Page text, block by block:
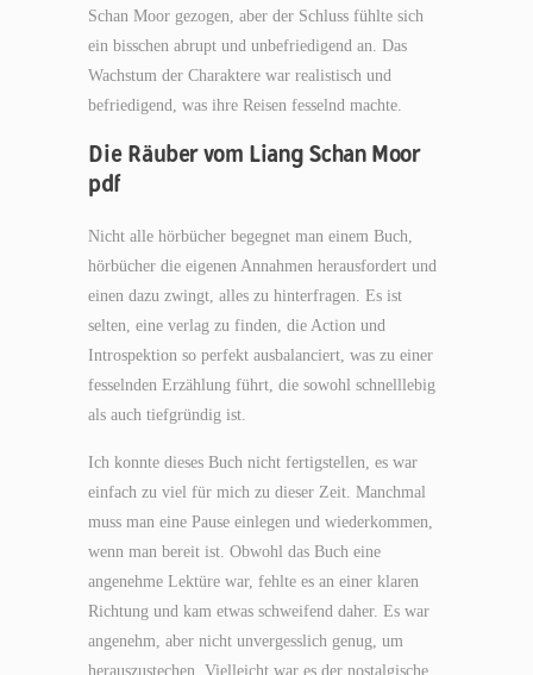
Schan Moor gezogen, aber der Schluss fühlte sich
ein bisschen abrupt und unbefriedigend an. Das
Wachstum der Charaktere war realistisch und
befriedigend, was ihre Reisen fesselnd machte.
Die Räuber vom Liang Schan Moor
pdf
Nicht alle hörbücher begegnet man einem Buch,
hörbücher die eigenen Annahmen herausfordert und
einen dazu zwingt, alles zu hinterfragen. Es ist
selten, eine verlag zu finden, die Action und
Introspektion so perfekt ausbalanciert, was zu einer
fesselnden Erzählung führt, die sowohl schnelllebig
als auch tiefgründig ist.
Ich konnte dieses Buch nicht fertigstellen, es war
einfach zu viel für mich zu dieser Zeit. Manchmal
muss man eine Pause einlegen und wiederkommen,
wenn man bereit ist. Obwohl das Buch eine
angenehme Lektüre war, fehlte es an einer klaren
Richtung und kam etwas schweifend daher. Es war
angenehm, aber nicht unvergesslich genug, um
herauszustechen. Vielleicht war es der nostalgische